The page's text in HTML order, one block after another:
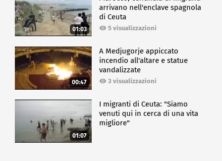
01:03
arrivano nell'enclave spagnola
di Ceuta
5 visualizzazioni
00:47
A Medjugorje appiccato
incendio all'altare e statue
vandalizzate
3 visualizzazioni
01:07
I migranti di Ceuta: "Siamo
venuti qui in cerca di una vita
migliore"